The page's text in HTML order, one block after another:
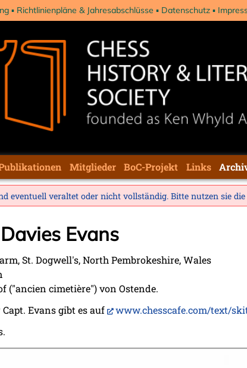
Richtlinienpläne & Jahresabschlüsse Datenschutz
Mitglieder BoC-Projekt Links
eventuell veraltet oder nicht vollständig. Bitte nutzen sie die
Evans
St. Dogwell's, North Pembrokeshire, Wales
("ancien cimetière") von Ostende.
Evans gibt es auf
www.chesscafe.com/text/